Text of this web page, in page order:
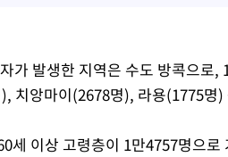
가 발생한 지역은 수도 방콕으
치앙마이(2678명), 라용(1775명)
세 이상 고령층이 1만4757명으